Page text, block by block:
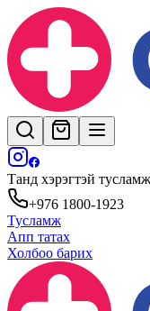
Танд хэрэгтэй
+976 1800-1923
Тусламж
Апп татах
Холбоо барих